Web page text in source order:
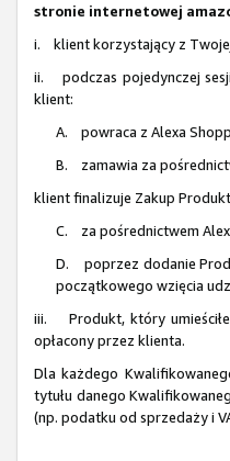
stronie internetowej
i. klient korzystający z Twojej
ii. podczas pojedynczej sesji
klient:
A. powraca z Alexa
B. zamawia za
klient finalizuje Zakup
C. za pośrednictwem
D. poprzez dodanie
początkowego wzięcia
iii. Produkt, który
opłacony przez klienta.
Dla każdego
tytułu danego
(np. podatku od sprzedaży i